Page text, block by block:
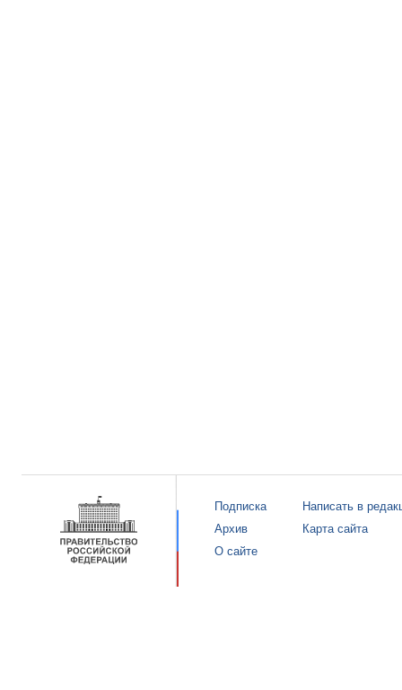
Подписка
Архив
О сайте
Написать в
Карта сайта